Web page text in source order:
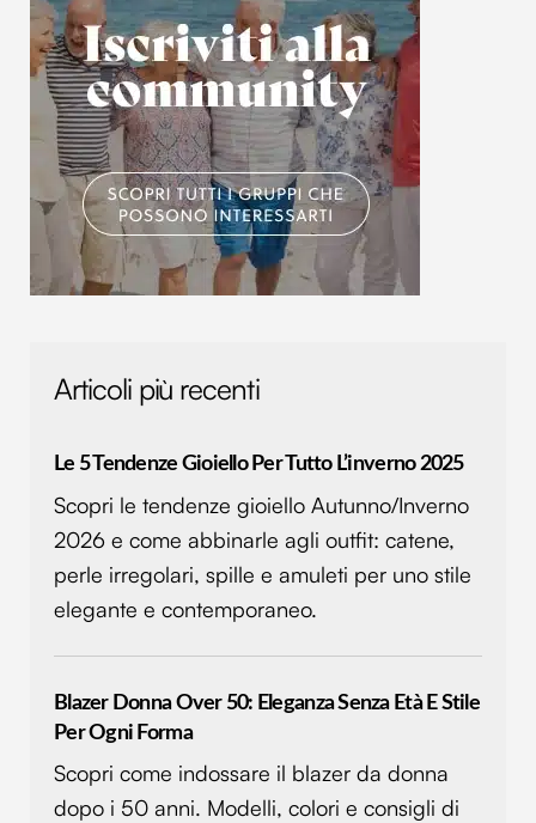
Articoli più recenti
Le 5 Tendenze Gioiello Per Tutto L’inverno 2025
Scopri le tendenze gioiello Autunno/Inverno
2026 e come abbinarle agli outfit: catene,
perle irregolari, spille e amuleti per uno stile
elegante e contemporaneo.
Blazer Donna Over 50: Eleganza Senza Età E Stile
Per Ogni Forma
Scopri come indossare il blazer da donna
dopo i 50 anni. Modelli, colori e consigli di